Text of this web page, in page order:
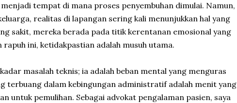
tempat di mana proses penyembuhan dimulai. Namun,
realitas di lapangan sering kali menunjukkan hal yang
sakit, mereka berada pada titik kerentanan emosional yang
ini, ketidakpastian adalah musuh utama.
masalah teknis; ia adalah beban mental yang menguras
terbuang dalam kebingungan administratif adalah menit yang
untuk pemulihan. Sebagai advokat pengalaman pasien, saya